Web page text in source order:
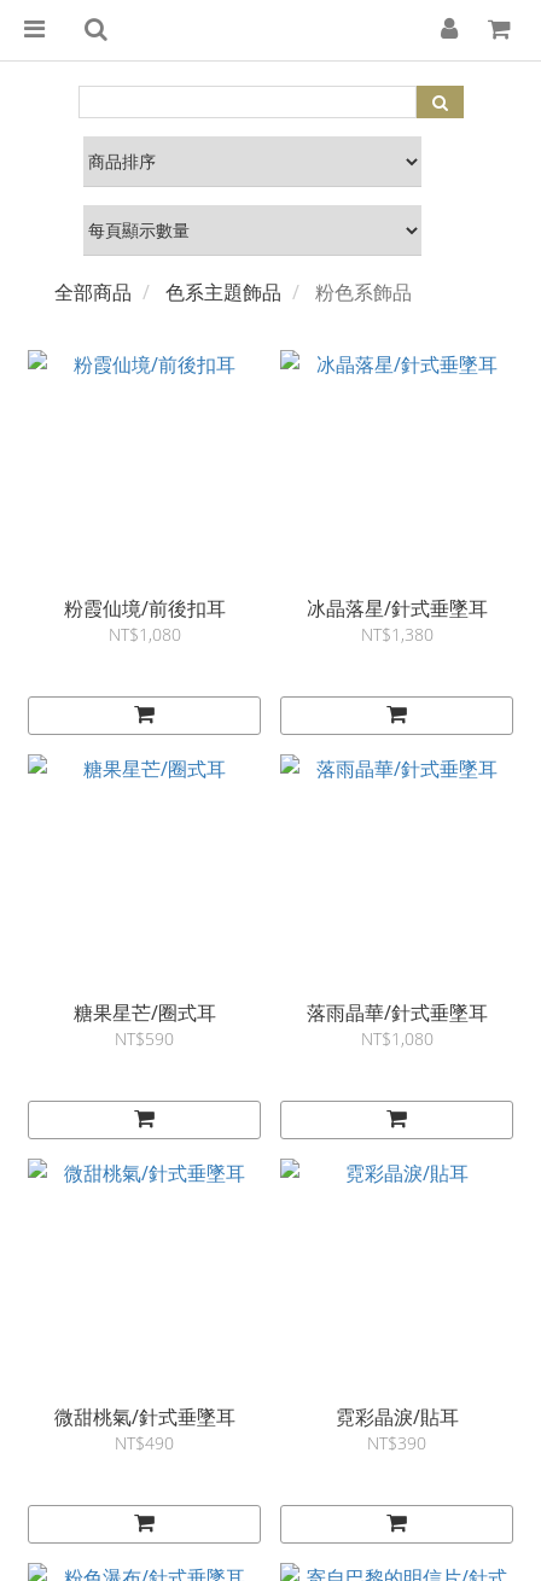
全部商品 色系主題飾品 粉色系飾品
粉霞仙境/前後扣耳
NT$1,080
冰晶落星/針式垂墜耳
NT$1,380
糖果星芒/圈式耳
NT$590
落雨晶華/針式垂墜耳
NT$1,080
微甜桃氣/針式垂墜耳
NT$490
霓彩晶淚/貼耳
NT$390